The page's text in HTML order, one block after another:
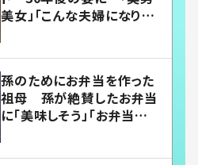
美女」「こんな夫婦になりた
孫のためにお弁当を作った
祖母 孫が絶賛したお弁当
に「美味しそう」「お弁当すご